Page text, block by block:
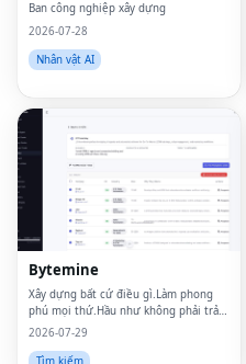
Ban công nghiệp xây dựng
2026-07-28
Nhân vật AI
Bytemine
Xây dựng bất cứ điều gì.Làm phong
phú mọi thứ.Hầu như không phải trả
gì.
2026-07-29